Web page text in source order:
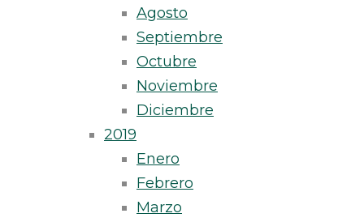
Agosto
Septiembre
Octubre
Noviembre
Diciembre
2019
Enero
Febrero
Marzo